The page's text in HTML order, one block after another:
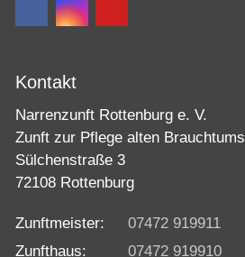
Kontakt
Narrenzunft Rottenburg e. V.
Zunft zur Pflege alten Brauchtums
Sülchenstraße 3
72108 Rottenburg
Zunftmeister:
07472 919911
Zunfthaus:
07472 919910